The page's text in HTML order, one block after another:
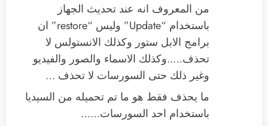
من المعروف انه عند تحديث الجهاز
باستخدام “Update” وليس “restore” ان
برامج الابل ستور وكذلك الانستولس لا
تحذف…..وكذلك الاسماء والصور والفيديو
وغير ذلك حتى السورسات لا تحذف …
ما يحذف فقط هو ما تم تحميله من السيديا
باستخدام احد السورسات……